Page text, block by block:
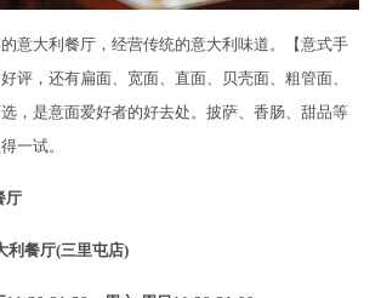
意大利餐厅，经营传统的意大利味道。【意式手
评，还有扁面、宽面、直面、贝壳面、粗管面、
，是意面爱好者的好去处。披萨、香肠、甜品等
一试。
厅
利餐厅(三里屯店)